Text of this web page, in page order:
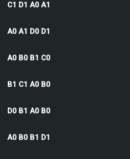
C1 D1 A0 A1
A0 A1 D0 D1
A0 B0 B1 C0
B1 C1 A0 B0
D0 B1 A0 B0
A0 B0 B1 D1